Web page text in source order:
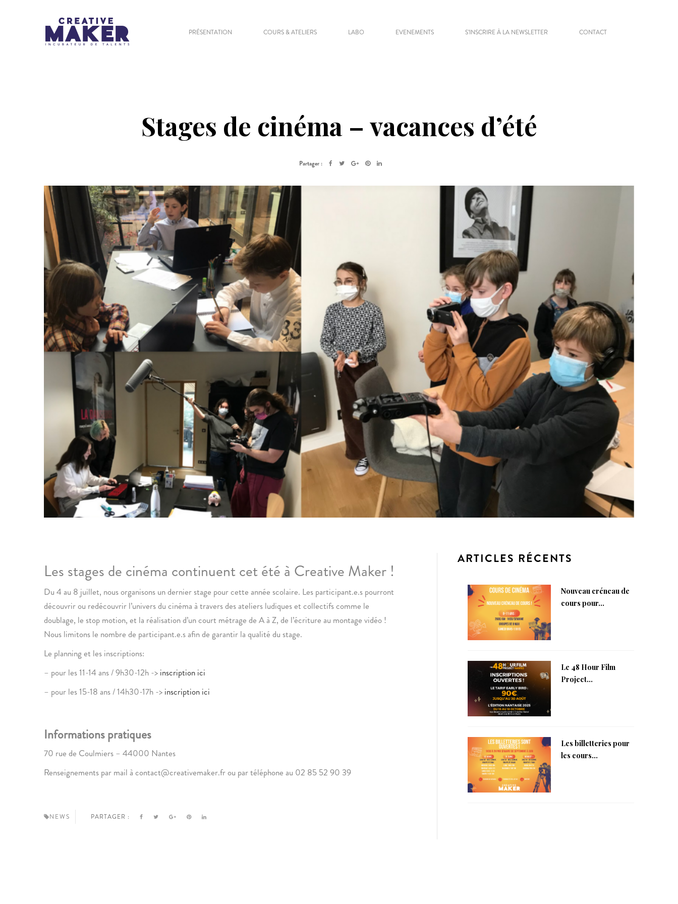
PRÉSENTATION COURS & ATELIERS LABO EVENEMENTS S’INSCRIRE À LA NEWSLETTER CONTACT
Stages de cinéma – vacances d’été
Partager :
Les stages de cinéma continuent cet été à Creative Maker !
Du 4 au 8 juillet, nous organisons un dernier stage pour cette année scolaire. Les participant.e.s pourront
découvrir ou redécouvrir l’univers du cinéma à travers des ateliers ludiques et collectifs comme le
doublage, le stop motion, et la réalisation d’un court métrage de A à Z, de l’écriture au montage vidéo !
Nous limitons le nombre de participant.e.s afin de garantir la qualité du stage.
Le planning et les inscriptions:
– pour les 11-14 ans / 9h30-12h -> inscription ici
– pour les 15-18 ans / 14h30-17h -> inscription ici
Informations pratiques
70 rue de Coulmiers – 44000 Nantes
Renseignements par mail à contact@creativemaker.fr ou par téléphone au 02 85 52 90 39
NEWS PARTAGER :
ARTICLES RÉCENTS
Nouveau créneau de
cours pour...
Le 48 Hour Film
Project...
Les billetteries pour
les cours...